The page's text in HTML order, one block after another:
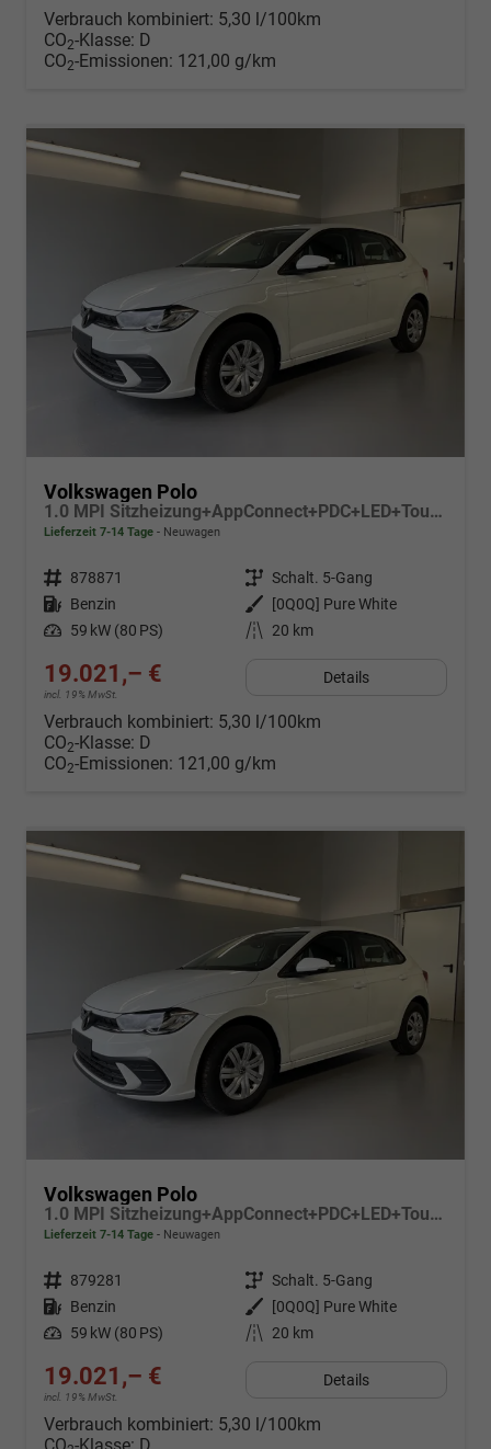
Verbrauch kombiniert: 5,30 l/100km
CO2-Klasse: D
CO2-Emissionen: 121,00 g/km
Volkswagen Polo
1.0 MPI Sitzheizung+AppConnect+PDC+LED+Touch+Lichtsensor+MultiLenkrad
Lieferzeit 7-14 Tage Neuwagen
Fahrzeugnr. 878871 Getriebe Schalt. 5-Gang
Kraftstoff Benzin Außenfarbe
[0Q0Q] Pure White
Leistung 59 kW (80 PS) Kilometerstand 20 km
19.021,– €
incl. 19% MwSt.
Details
Verbrauch kombiniert: 5,30 l/100km
CO2-Klasse: D
CO2-Emissionen: 121,00 g/km
Volkswagen Polo
1.0 MPI Sitzheizung+AppConnect+PDC+LED+Touch+Lichtsensor+MultiLenkrad
Lieferzeit 7-14 Tage Neuwagen
Fahrzeugnr. 879281 Getriebe Schalt. 5-Gang
Kraftstoff Benzin Außenfarbe
[0Q0Q] Pure White
Leistung 59 kW (80 PS) Kilometerstand 20 km
19.021,– €
incl. 19% MwSt.
Details
Verbrauch kombiniert: 5,30 l/100km